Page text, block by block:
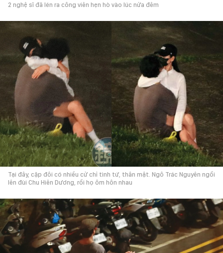
2 nghệ sĩ đã lén ra công viên hẹn hò vào lúc nửa đêm
Tại đây, cặp đôi có nhiều cử chỉ tình tứ, thân mật. Ngô Trác Nguyên ngồi
lên đùi Chu Hiên Dương, rồi họ ôm hôn nhau